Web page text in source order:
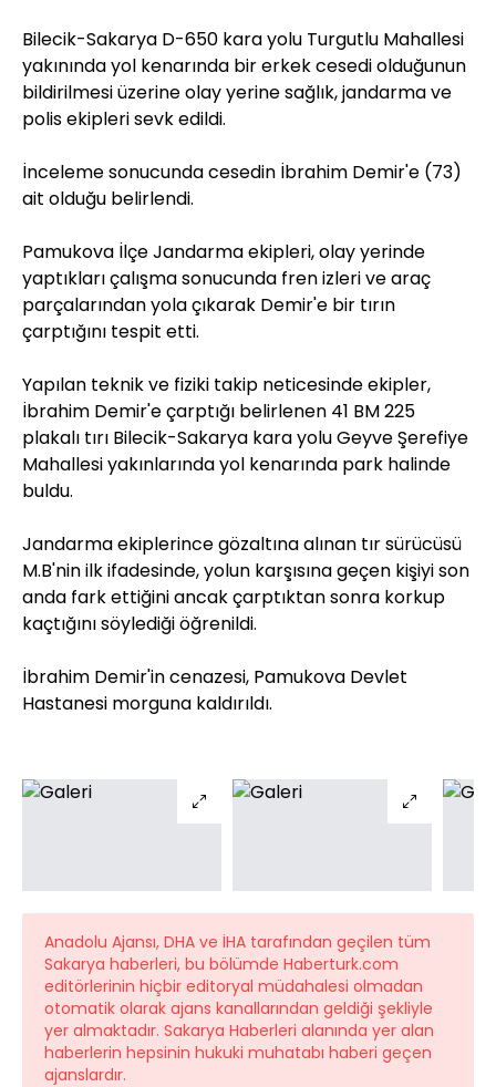
Bilecik-Sakarya D-650 kara yolu Turgutlu Mahallesi
yakınında yol kenarında bir erkek cesedi olduğunun
bildirilmesi üzerine olay yerine sağlık, jandarma ve
polis ekipleri sevk edildi.
İnceleme sonucunda cesedin İbrahim Demir'e (73)
ait olduğu belirlendi.
Pamukova İlçe Jandarma ekipleri, olay yerinde
yaptıkları çalışma sonucunda fren izleri ve araç
parçalarından yola çıkarak Demir'e bir tırın
çarptığını tespit etti.
Yapılan teknik ve fiziki takip neticesinde ekipler,
İbrahim Demir'e çarptığı belirlenen 41 BM 225
plakalı tırı Bilecik-Sakarya kara yolu Geyve Şerefiye
Mahallesi yakınlarında yol kenarında park halinde
buldu.
Jandarma ekiplerince gözaltına alınan tır sürücüsü
M.B'nin ilk ifadesinde, yolun karşısına geçen kişiyi son
anda fark ettiğini ancak çarptıktan sonra korkup
kaçtığını söylediği öğrenildi.
İbrahim Demir'in cenazesi, Pamukova Devlet
Hastanesi morguna kaldırıldı.
Anadolu Ajansı, DHA ve İHA tarafından geçilen tüm
Sakarya haberleri, bu bölümde Haberturk.com
editörlerinin hiçbir editoryal müdahalesi olmadan
otomatik olarak ajans kanallarından geldiği şekliyle
yer almaktadır. Sakarya Haberleri alanında yer alan
haberlerin hepsinin hukuki muhatabı haberi geçen
ajanslardır.